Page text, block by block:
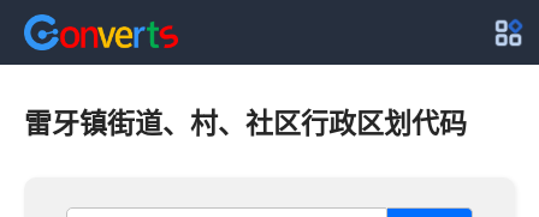
雷牙镇街道、村、社区行政区划代码